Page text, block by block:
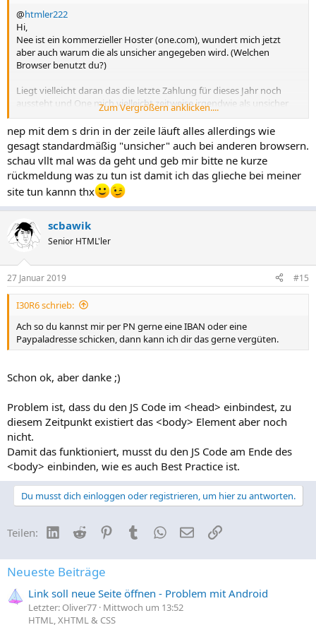
@htmler222
Hi,
Nee ist ein kommerzieller Hoster (one.com), wundert mich jetzt
aber auch warum die als unsicher angegeben wird. (Welchen
Browser benutzt du?)
Liegt vielleicht daran das die letzte Zahlung für dieses Jahr noch
aussteht und One mich vielleicht zeitweise irgendwie als unsicher
abgestuft haben, da sie keine aktuellen Zahlungsinformationen
haben!??
Wenn anderen meine Seite auch als unsicher angezeigt wird, wäre
ne kurze Rückmeldung hier interessant. Thx
Zum Vergrößern anklicken....
nep mit dem s drin in der zeile läuft alles allerdings wie
gesagt standardmäßig "unsicher" auch bei anderen browsern.
schau vllt mal was da geht und geb mir bitte ne kurze
rückmeldung was zu tun ist damit ich das glieche bei meiner
site tun kannn thx
scbawik
Senior HTML'ler
27 Januar 2019 #15
I30R6 schrieb:
Ach so du kannst mir per PN gerne eine IBAN oder eine
Paypaladresse schicken, dann kann ich dir das gerne vergüten.
Schon ok, aber danke ;)
Problem ist, dass du den JS Code im <head> einbindest, zu
diesem Zeitpunkt existiert das <body> Element aber noch
nicht.
Damit das funktioniert, musst du den JS Code am Ende des
<body> einbinden, wie es auch Best Practice ist.
Du musst dich einloggen oder registrieren, um hier zu antworten.
Teilen: LinkedIn
Reddit PinterestTumblrWhatsApp
E-MailLink
Neueste Beiträge
Link soll neue Seite öffnen - Problem mit Android
Letzter: Oliver77 Mittwoch um 13:52
HTML, XHTML & CSS